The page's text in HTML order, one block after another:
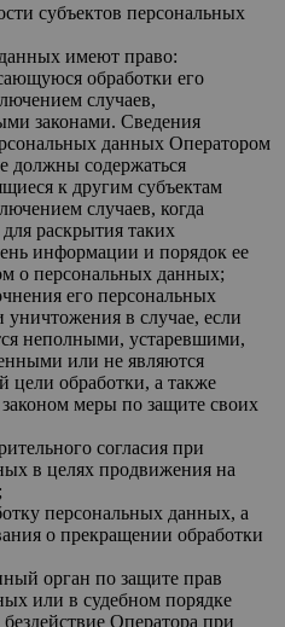
субъектов персональных
имеют право:
обработки его
случаев,
законами. Сведения
данных Оператором
должны содержаться
к другим субъектам
случаев, когда
раскрытия таких
информации и порядок ее
о персональных данных;
его персональных
в случае, если
неполными, устаревшими,
или не являются
цели обработки, а также
меры по защите своих
согласия при
в целях продвижения на
персональных данных, а
о прекращении обработки
орган по защите прав
или в судебном порядке
Оператора при